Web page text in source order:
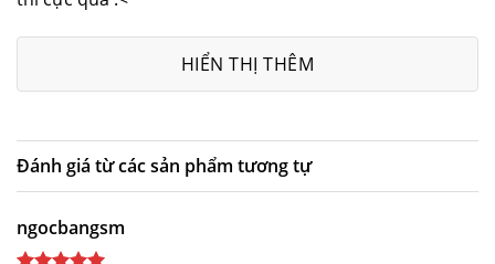
HIỂN THỊ THÊM
Đánh giá từ các sản phẩm tương tự
ngocbangsm